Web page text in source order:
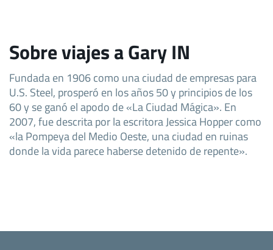
Sobre viajes a Gary IN
Fundada en 1906 como una ciudad de empresas para
U.S. Steel, prosperó en los años 50 y principios de los
60 y se ganó el apodo de «La Ciudad Mágica». En
2007, fue descrita por la escritora Jessica Hopper como
«la Pompeya del Medio Oeste, una ciudad en ruinas
donde la vida parece haberse detenido de repente».